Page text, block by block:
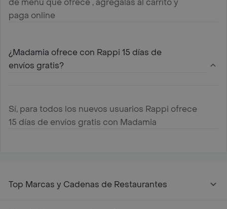
de menú que ofrece , agregalas al carrito y
paga online
¿Madamia ofrece con Rappi 15 días de
envíos gratis?
Sí, para todos los nuevos usuarios Rappi ofrece
15 días de envíos gratis con Madamia
Top Marcas y Cadenas de Restaurantes